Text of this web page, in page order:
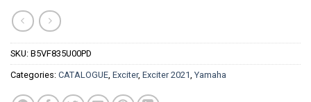
SKU: B5VF835U00PD
Categories: CATALOGUE, Exciter, Exciter 2021, Yamaha